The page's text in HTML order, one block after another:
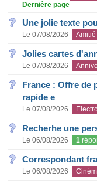
Dernière page
Une jolie texte
Le 07/08/2026 Amitié
Jolies cartes
Le 07/08/2026
France : Offre de
rapide e
Le 07/08/2026
Recherhe une
Le 06/08/2026 1
Correspondant
Le 06/08/2026